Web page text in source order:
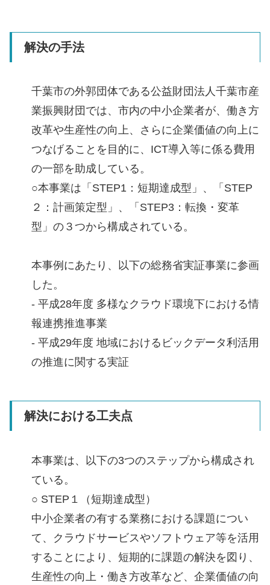
解決の手法
千葉市の外郭団体である公益財団法人千葉市産
業振興財団では、市内の中小企業者が、働き方
改革や生産性の向上、さらに企業価値の向上に
つなげることを目的に、ICT導入等に係る費用
の一部を助成している。
○本事業は「STEP1：短期達成型」、「STEP
２：計画策定型」、「STEP3：転換・変革
型」の３つから構成されている。
本事例にあたり、以下の総務省実証事業に参画
した。
- 平成28年度 多様なクラウド環境下における情
報連携推進事業
- 平成29年度 地域におけるビックデータ利活用
の推進に関する実証
解決における工夫点
本事業は、以下の3つのステップから構成され
ている。
○ STEP１（短期達成型）
中小企業者の有する業務における課題につい
て、クラウドサービスやソフトウェア等を活用
することにより、短期的に課題の解決を図り、
生産性の向上・働き方改革など、企業価値の向